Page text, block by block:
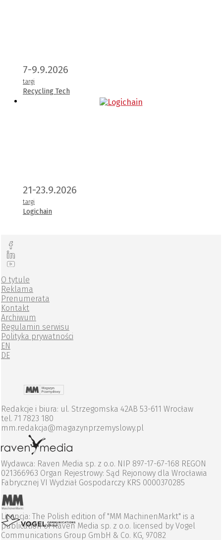
7-9.9.2026
targi
Recycling Tech
21-23.9.2026
targi
Logichain
O tytule
Reklama
Prenumerata
Kontakt
Archiwum
Regulamin serwisu
Polityka prywatności
EN
DE
Redakcje i biura: ul. Strzegomska 42AB 53-611 Wrocław
tel. 71 7823 180
mm.redakcja@magazynprzemyslowy.pl
Wydawca: Raven Media sp. z o.o. NIP 897-17-67-168 REGON
021366963 Organ Rejestrowy: Sąd Rejonowy dla Wrocławia
Fabrycznej VI Wydział Gospodarczy KRS 0000370285
Licencja: The Polish edition of "MM MachinenMarkt" is a
publication of Raven Media sp. z o.o. licensed by Vogel
Communications Group GmbH & Co. KG, 97082